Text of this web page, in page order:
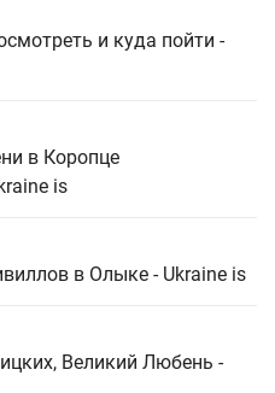
и куда пойти -
в Коропце
is
в Олыке - Ukraine is
Великий Любень -